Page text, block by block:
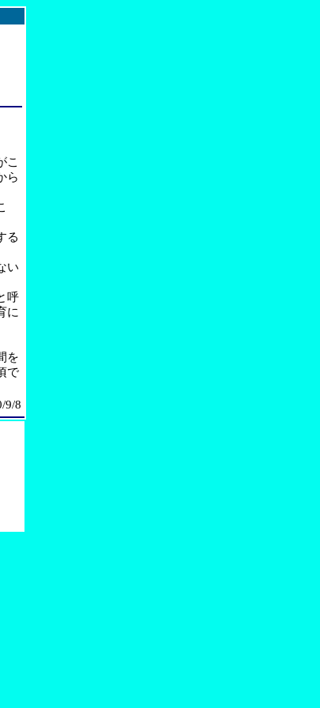
こ
ら
る
い
呼
に
を
で
9/8